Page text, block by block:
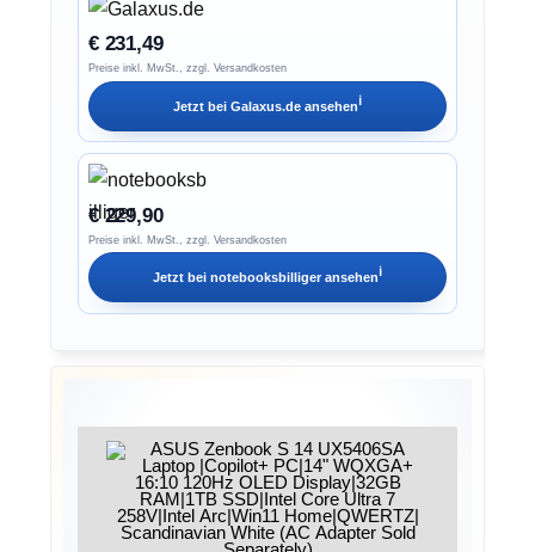
€ 231,49
Preise inkl. MwSt., zzgl. Versandkosten
Jetzt bei Galaxus.de ansehenℹ︎
€ 229,90
Preise inkl. MwSt., zzgl. Versandkosten
Jetzt bei notebooksbilligeransehenℹ︎